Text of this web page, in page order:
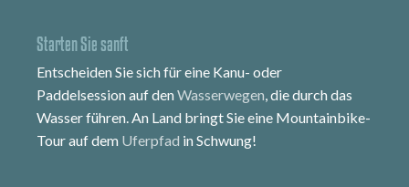
Starten Sie sanft
Entscheiden Sie sich für eine Kanu- oder
Paddelsession auf denWasserwegen, die durch das
Wasser führen. An Land bringt Sie eine Mountainbike-
Tour auf dem Uferpfad in Schwung!